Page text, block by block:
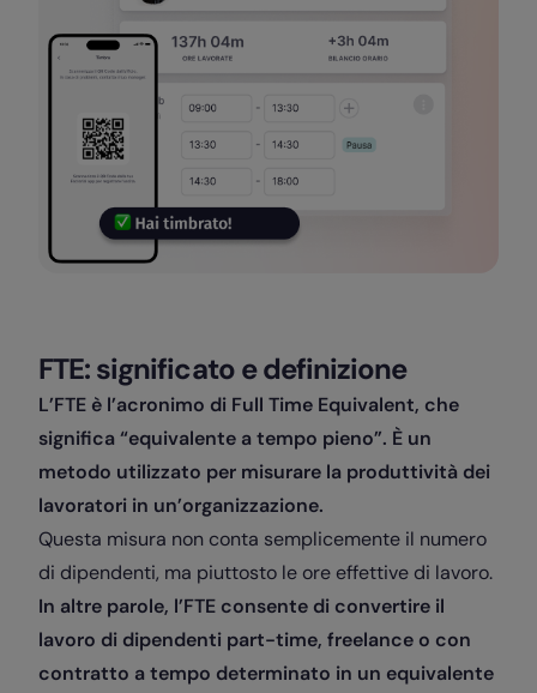
FTE: significato e definizione
L’FTE è l’acronimo di Full Time Equivalent, che
significa “equivalente a tempo pieno”. È un
metodo utilizzato per misurare la produttività dei
lavoratori in un’organizzazione.
Questa misura non conta semplicemente il numero
di dipendenti, ma piuttosto le ore effettive di lavoro.
In altre parole, l’FTE consente di convertire il
lavoro di dipendenti part-time, freelance o con
contratto a tempo determinato in un equivalente